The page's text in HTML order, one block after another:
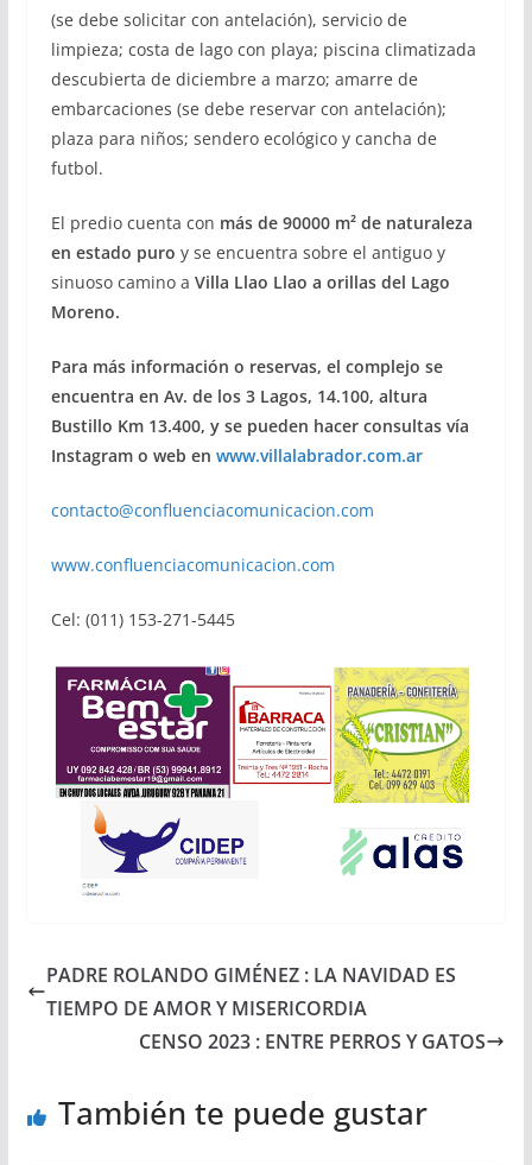
(se debe solicitar con antelación), servicio de
limpieza; costa de lago con playa; piscina climatizada
descubierta de diciembre a marzo; amarre de
embarcaciones (se debe reservar con antelación);
plaza para niños; sendero ecológico y cancha de
futbol.
El predio cuenta con más de 90000 m² de naturaleza
en estado puro y se encuentra sobre el antiguo y
sinuoso camino a Villa Llao Llao a orillas del Lago
Moreno.
Para más información o reservas, el complejo se
encuentra en Av. de los 3 Lagos, 14.100, altura
Bustillo Km 13.400, y se pueden hacer consultas vía
Instagram o web en www.villalabrador.com.ar
contacto@confluenciacomunicacion.com
www.confluenciacomunicacion.com
Cel: (011) 153-271-5445
PADRE ROLANDO GIMÉNEZ : LA NAVIDAD ES
TIEMPO DE AMOR Y MISERICORDIA
CENSO 2023 : ENTRE PERROS Y GATOS
También te puede gustar